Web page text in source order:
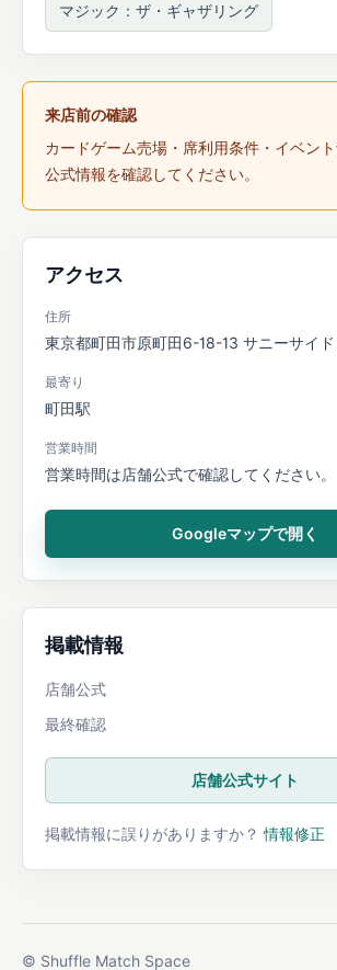
マジック：ザ・ギャザリング
来店前の確認
カードゲーム売場・席利用条件・イベン
公式情報を確認してください。
アクセス
住所
東京都町田市原町田6-18-13 サニーサイ
最寄り
町田駅
営業時間
営業時間は店舗公式で確認してください。
Googleマップで開く
掲載情報
店舗公式
最終確認
店舗公式サイト
掲載情報に誤りがありますか？情報修正
© Shuffle Match Space